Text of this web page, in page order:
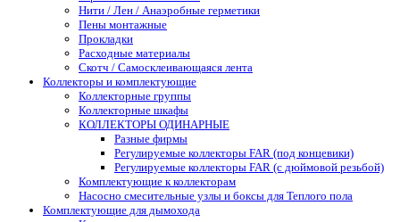
Нити / Лен / Анаэробные герметики
Пены монтажные
Прокладки
Расходные материалы
Скотч / Самосклеивающаяся лента
Коллекторы и комплектующие
Коллекторные группы
Коллекторные шкафы
КОЛЛЕКТОРЫ ОДИНАРНЫЕ
Разные фирмы
Регулируемые коллекторы FAR (под концевики)
Регулируемые коллекторы FAR (с дюймовой резьбой)
Комплектующие к коллекторам
Насосно смесительные узлы и боксы для Теплого пола
Комплектующие для дымохода